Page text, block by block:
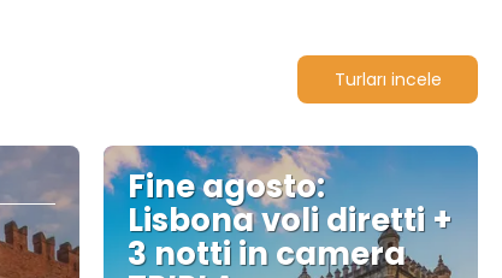
Turları incele
Fine agosto:
Lisbona voli diretti +
3 notti in camera